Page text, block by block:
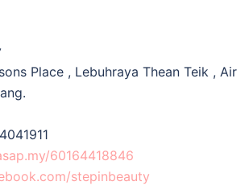
Place , Lebuhraya Thean Teik , Air
60164418846
stepinbeauty